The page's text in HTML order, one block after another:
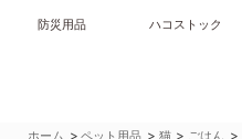
防災用品 ハコストック
ホーム >ペット用品 > 猫 > ごはん >